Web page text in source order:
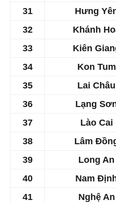
31
Hưng
32
Khánh
33
Kiên
34
Kon Tum
35
Lai Châu
36
Lạng
37
Lào Cai
38
Lâm
39
Long An
40
Nam
41
Nghệ An